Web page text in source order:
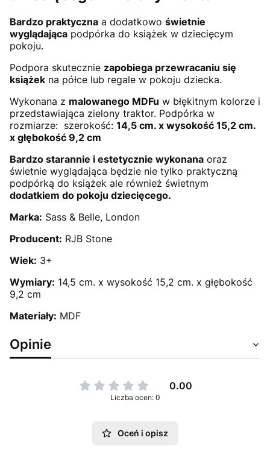
Bardzo praktyczna a dodatkowo świetnie
wyglądająca podpórka do książek w dziecięcym
pokoju.
Podpora skutecznie zapobiega przewracaniu się
książek na półce lub regale w pokoju dziecka.
Wykonana z malowanego MDFu w błękitnym kolorze i
przedstawiająca zielony traktor. Podpórka w
rozmiarze: szerokość: 14,5 cm. x wysokość 15,2 cm.
x głębokość 9,2 cm
Bardzo starannie i estetycznie wykonana oraz
świetnie wyglądająca będzie nie tylko praktyczną
podpórką do książek ale również świetnym
dodatkiem do pokoju dziecięcego.
Marka: Sass & Belle, London
Producent: RJB Stone
Wiek: 3+
Wymiary: 14,5 cm. x wysokość 15,2 cm. x głębokość
9,2 cm
Materiały: MDF
Opinie
0.00
Liczba ocen: 0
Oceń i opisz